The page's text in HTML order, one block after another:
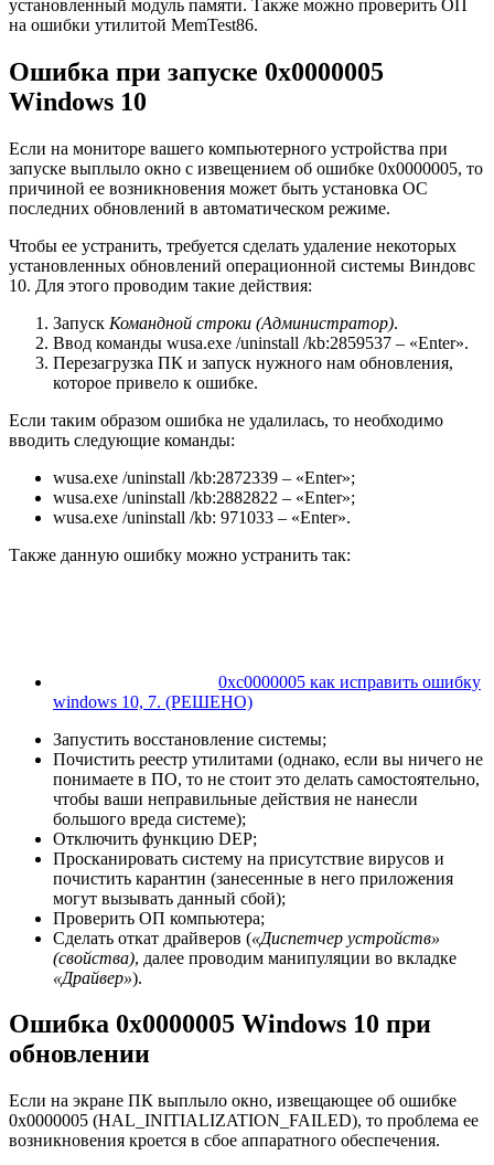
установленный модуль памяти. Также можно проверить ОП
на ошибки утилитой MemTest86.
Ошибка при запуске 0x0000005
Windows 10
Если на мониторе вашего компьютерного устройства при
запуске выплыло окно с извещением об ошибке 0x0000005, то
причиной ее возникновения может быть установка ОС
последних обновлений в автоматическом режиме.
Чтобы ее устранить, требуется сделать удаление некоторых
установленных обновлений операционной системы Виндовс
10. Для этого проводим такие действия:
Запуск Командной строки (Администратор).
Ввод команды wusa.exe /uninstall /kb:2859537 – «Enter».
Перезагрузка ПК и запуск нужного нам обновления,
которое привело к ошибке.
Если таким образом ошибка не удалилась, то необходимо
вводить следующие команды:
wusa.exe /uninstall /kb:2872339 – «Enter»;
wusa.exe /uninstall /kb:2882822 – «Enter»;
wusa.exe /uninstall /kb: 971033 – «Enter».
Также данную ошибку можно устранить так:
0xc0000005 как исправить ошибку
windows 10, 7. (РЕШЕНО)
Запустить восстановление системы;
Почистить реестр утилитами (однако, если вы ничего не
понимаете в ПО, то не стоит это делать самостоятельно,
чтобы ваши неправильные действия не нанесли
большого вреда системе);
Отключить функцию DEP;
Просканировать систему на присутствие вирусов и
почистить карантин (занесенные в него приложения
могут вызывать данный сбой);
Проверить ОП компьютера;
Сделать откат драйверов («Диспетчер устройств»
(свойства), далее проводим манипуляции во вкладке
«Драйвер»).
Ошибка 0x0000005 Windows 10 при
обновлении
Если на экране ПК выплыло окно, извещающее об ошибке
0x0000005 (HAL_INITIALIZATION_FAILED), то проблема ее
возникновения кроется в сбое аппаратного обеспечения.